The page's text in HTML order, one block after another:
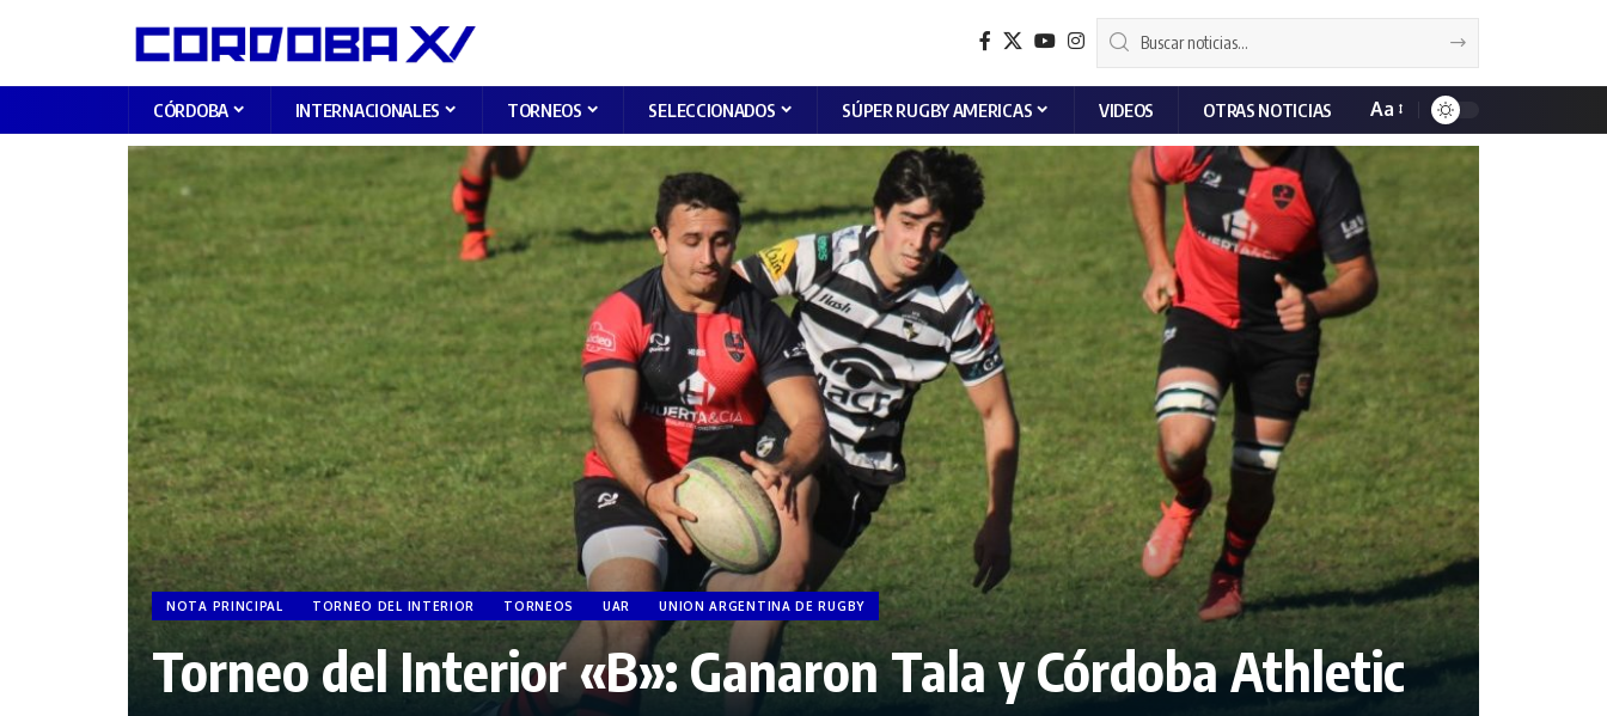
CÓRDOBA INTERNACIONALES TORNEOS SELECCIONADOS SÚPER RUGBY AMERICAS VIDEOS OTRAS NOTICIAS Aa
NOTA PRINCIPAL TORNEO DEL INTERIOR TORNEOS UAR UNION ARGENTINA DE RUGBY
Torneo del Interior «B»: Ganaron Tala y Córdoba Athletic